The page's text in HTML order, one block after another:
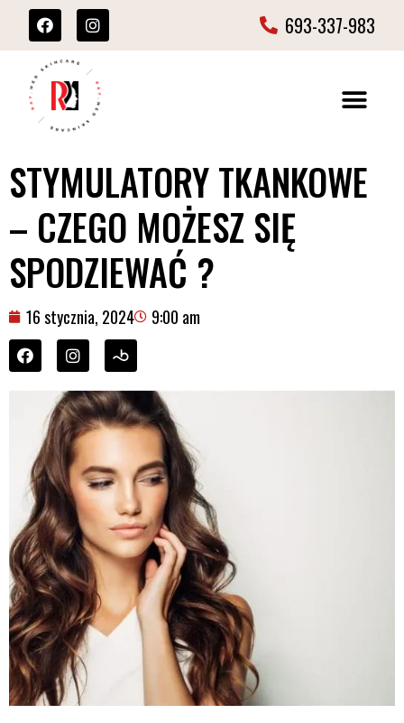
693-337-983
STYMULATORY TKANKOWE
– CZEGO MOŻESZ SIĘ
SPODZIEWAĆ ?
16 stycznia, 2024 9:00 am